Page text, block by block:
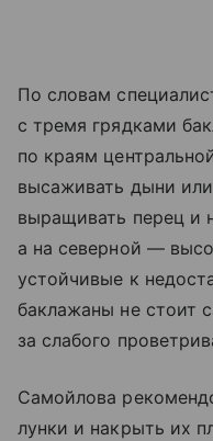
По словам
с тремя грядками
по краям
высаживать дыни
выращивать перец и
а на северной —
устойчивые к
баклажаны не стоит
за слабого
Самойлова
лунки и накрыть их